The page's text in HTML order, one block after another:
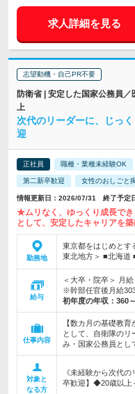
求人詳細を見る
志望動機・自己PR不要
防衛省 | 安定した国家公務員
上
次代のリーダーに、じっ
迎
正社員 職種・業種未経験OK
第二新卒歓迎 女性のおしごと
情報更新日：2026/07/31 終了予定
★ムリなく、ゆっくり成長で
として、安定したキャリアを築
勤務地
東京都をはじめとす
東北地方＞ ■北海道
給与
＜大卒・院卒＞ 月
※幹部任官後月給
初年度の年収： 360
仕事内容
【数カ月の基礎教
として、自衛隊のリ
み・国家公務員と
対象と
なる方
《未経験から次代
卒歓迎】◆20歳以上